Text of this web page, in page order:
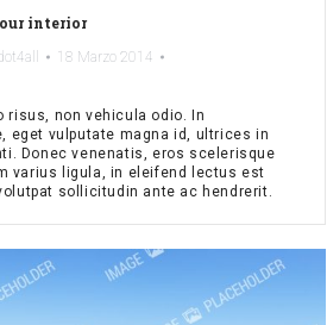
interior
18 Marzo 2014
risus, non vehicula odio. In
eget vulputate magna id, ultrices in
Donec venenatis, eros scelerisque
varius ligula, in eleifend lectus est
sollicitudin ante ac hendrerit.